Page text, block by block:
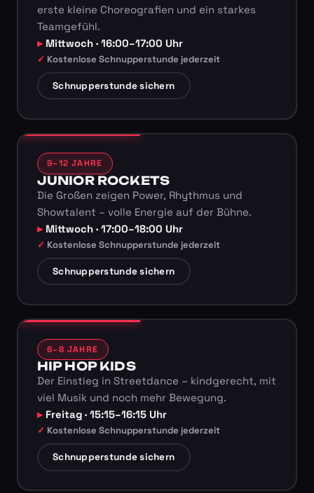
erste kleine Choreografien und ein starkes
Teamgefühl.
Mittwoch · 16:00–17:00 Uhr
Kostenlose Schnupperstunde jederzeit
Schnupperstunde sichern
9–12 JAHRE
JUNIOR ROCKETS
Die Großen zeigen Power, Rhythmus und
Showtalent – volle Energie auf der Bühne.
Mittwoch · 17:00–18:00 Uhr
Kostenlose Schnupperstunde jederzeit
Schnupperstunde sichern
6–8 JAHRE
HIP HOP KIDS
Der Einstieg in Streetdance – kindgerecht, mit
viel Musik und noch mehr Bewegung.
Freitag · 15:15–16:15 Uhr
Kostenlose Schnupperstunde jederzeit
Schnupperstunde sichern